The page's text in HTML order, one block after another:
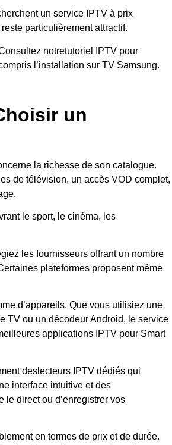
un service IPTV à prix
particulièrement attractif.
notretutoriel IPTV pour
l’installation sur TV Samsung.
un
la richesse de son catalogue.
de télévision, un accès VOD complet,
le sport, le cinéma, les
les fournisseurs offrant un nombre
plateformes proposent même
d’appareils. Que vous utilisiez une
TV ou un décodeur Android, le service
applications IPTV pour Smart
deslecteurs IPTV dédiés qui
interface intuitive et des
direct ou d’enregistrer vos
en termes de prix et de durée.